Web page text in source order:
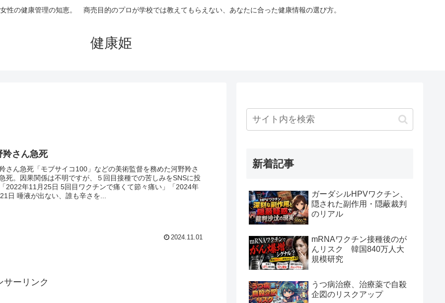
性の健康管理の知恵。 商売目的のプロが学校では教えてもらえない、あなたに合った健康情報の選び方。
健康姫
羚さん急死
さん急死「モブサイコ100」などの美術監督を務めた河野羚さ
死。因果関係は不明ですが、５回目接種での苦しみをSNSに投
2022年11月25日 5回目ワクチンで痛くて節々痛い」「2024年
日 唾液が出ない、誰も辛さを...
2024.11.01
サーリンク
新着記事
ガーダシルHPVワクチン、
隠された副作用・隠蔽裁判
のリアル
mRNAワクチン接種後のが
んリスク 韓国840万人大
規模研究
うつ病治療、治療薬で自殺
企図のリスクアップ